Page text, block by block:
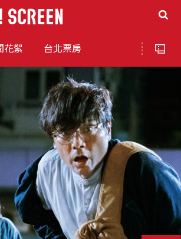
花絮 台北票房